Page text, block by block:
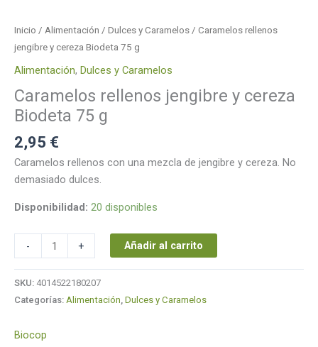
Inicio / Alimentación / Dulces y Caramelos / Caramelos rellenos
jengibre y cereza Biodeta 75 g
Alimentación, Dulces y Caramelos
Caramelos rellenos jengibre y cereza
Biodeta 75 g
2,95 €
Caramelos rellenos con una mezcla de jengibre y cereza. No
demasiado dulces.
Disponibilidad: 20 disponibles
-
jengibre
y
Biodeta
75
g
+ Añadir al carrito
SKU: 4014522180207
Categorías: Alimentación Dulces y Caramelos
Biocop